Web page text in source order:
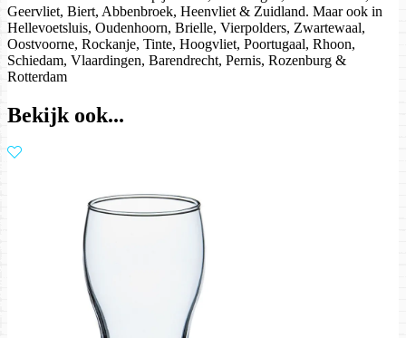
Geervliet, Biert, Abbenbroek, Heenvliet & Zuidland. Maar ook in
Hellevoetsluis, Oudenhoorn, Brielle, Vierpolders, Zwartewaal,
Oostvoorne, Rockanje, Tinte, Hoogvliet, Poortugaal, Rhoon,
Schiedam, Vlaardingen, Barendrecht, Pernis, Rozenburg &
Rotterdam
Bekijk ook...